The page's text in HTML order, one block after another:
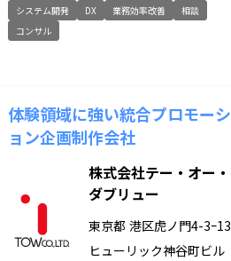
システム開発 DX 業務効率改善
相談
コンサル
体験領域に強い統合プロモーシ
ョン企画制作会社
株式会社テー・オー・
ダブリュー
東京都 港区虎ノ門4-3ｰ13
ヒューリック神谷町ビル